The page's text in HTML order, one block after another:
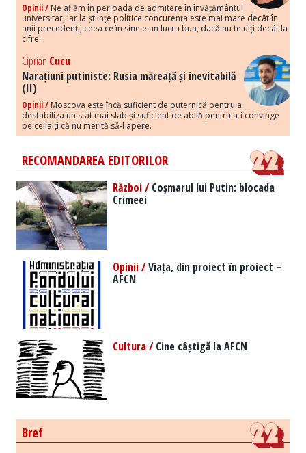
Opinii / Ne aflăm în perioada de admitere în învățământul
universitar, iar la științe politice concurența este mai mare decât în
anii precedenți, ceea ce în sine e un lucru bun, dacă nu te uiți decât la
cifre.
Ciprian Cucu
Narațiuni putiniste: Rusia măreață și inevitabilă
(II)
Opinii / Moscova este încă suficient de puternică pentru a
destabiliza un stat mai slab și suficient de abilă pentru a-i convinge
pe ceilalți că nu merită să-l apere.
RECOMANDAREA EDITORILOR
Război /Coșmarul lui Putin: blocada
Crimeei
Opinii /Viața, din proiect în proiect –
AFCN
Cultura /Cine câștigă la AFCN
Bref